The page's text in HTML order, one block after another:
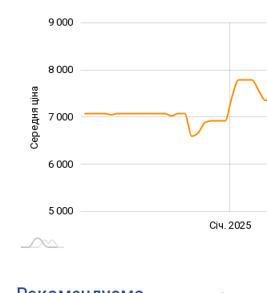
Середня ціна 5 500
5 000
6 000
7 000
8 000
9 000
Січ. 2025